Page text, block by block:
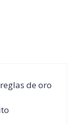
de oro